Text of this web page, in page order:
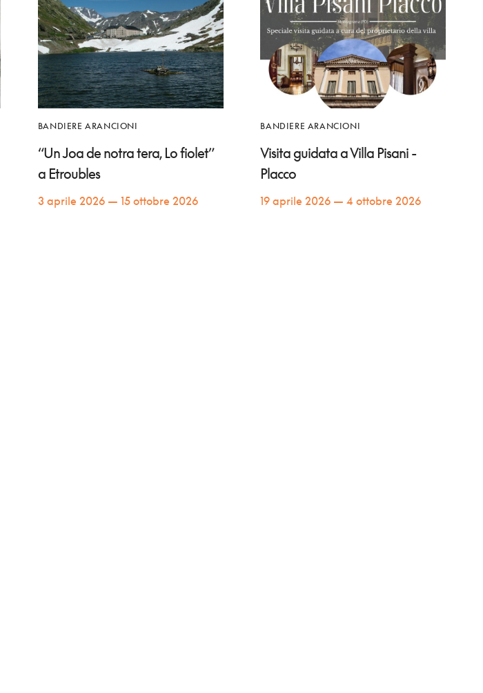
BANDIERE ARANCIONI
“Un Joa de notra tera, Lo fiolet”
a Etroubles
3 aprile 2026 — 15 ottobre 2026
BANDIERE ARANCIONI
Visita guidata a Villa Pisani -
Placco
19 aprile 2026 — 4 ottobre 2026